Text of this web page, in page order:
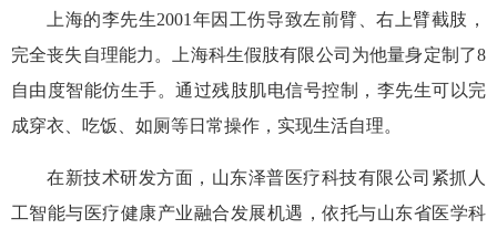
上海的李先生2001年因工伤导致左前臂、右上臂截肢，
完全丧失自理能力。上海科生假肢有限公司为他量身定制了8
自由度智能仿生手。通过残肢肌电信号控制，李先生可以完
成穿衣、吃饭、如厕等日常操作，实现生活自理。
在新技术研发方面，山东泽普医疗科技有限公司紧抓人
工智能与医疗健康产业融合发展机遇，依托与山东省医学科